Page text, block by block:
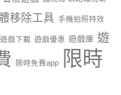
移除工具 手機拍照特效
遊戲下載 遊戲優惠 遊戲庫 遊
限時免費app
限時